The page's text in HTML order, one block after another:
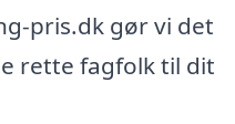
pris.dk gør vi det
rette fagfolk til dit